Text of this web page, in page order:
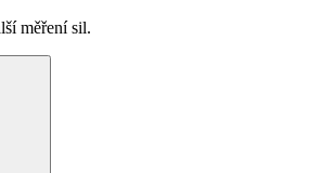
měření sil.